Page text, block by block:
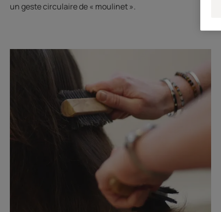
un geste circulaire de « moulinet ».